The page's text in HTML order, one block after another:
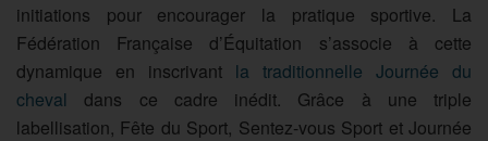
initiations pour encourager la pratique sportive. La
Fédération Française d’Équitation s’associe à cette
dynamique en inscrivant la traditionnelle Journée du
cheval dans ce cadre inédit. Grâce à une triple
labellisation, Fête du Sport, Sentez-vous Sport et Journée